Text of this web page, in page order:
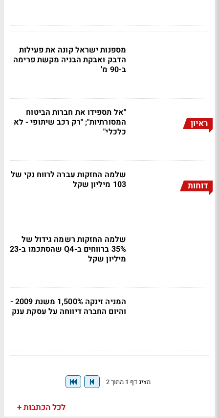
מספנות ישראל קונה את פעילות
הדבק ואבקת הבניה מקשת פרימה
ב-90 מ'
ראיון
"אל תספידו את חברות הביטוח
המסורתיות"; "רק רכב שיתופי - לא
כלכלי"
דוחות
שלמה החזקות עברה לרווח נקי של
103 מיליון שקל
שלמה החזקות רשמה גידול של
35% ברווחים ב-Q4 שהסתכמו ב-23
מיליון שקל
המניה זינקה 1,500% משנת 2009 -
והיום החברה דיווחה על עסקת ענק
מציג דף 1 מתוך 2
לכל הכתבות +